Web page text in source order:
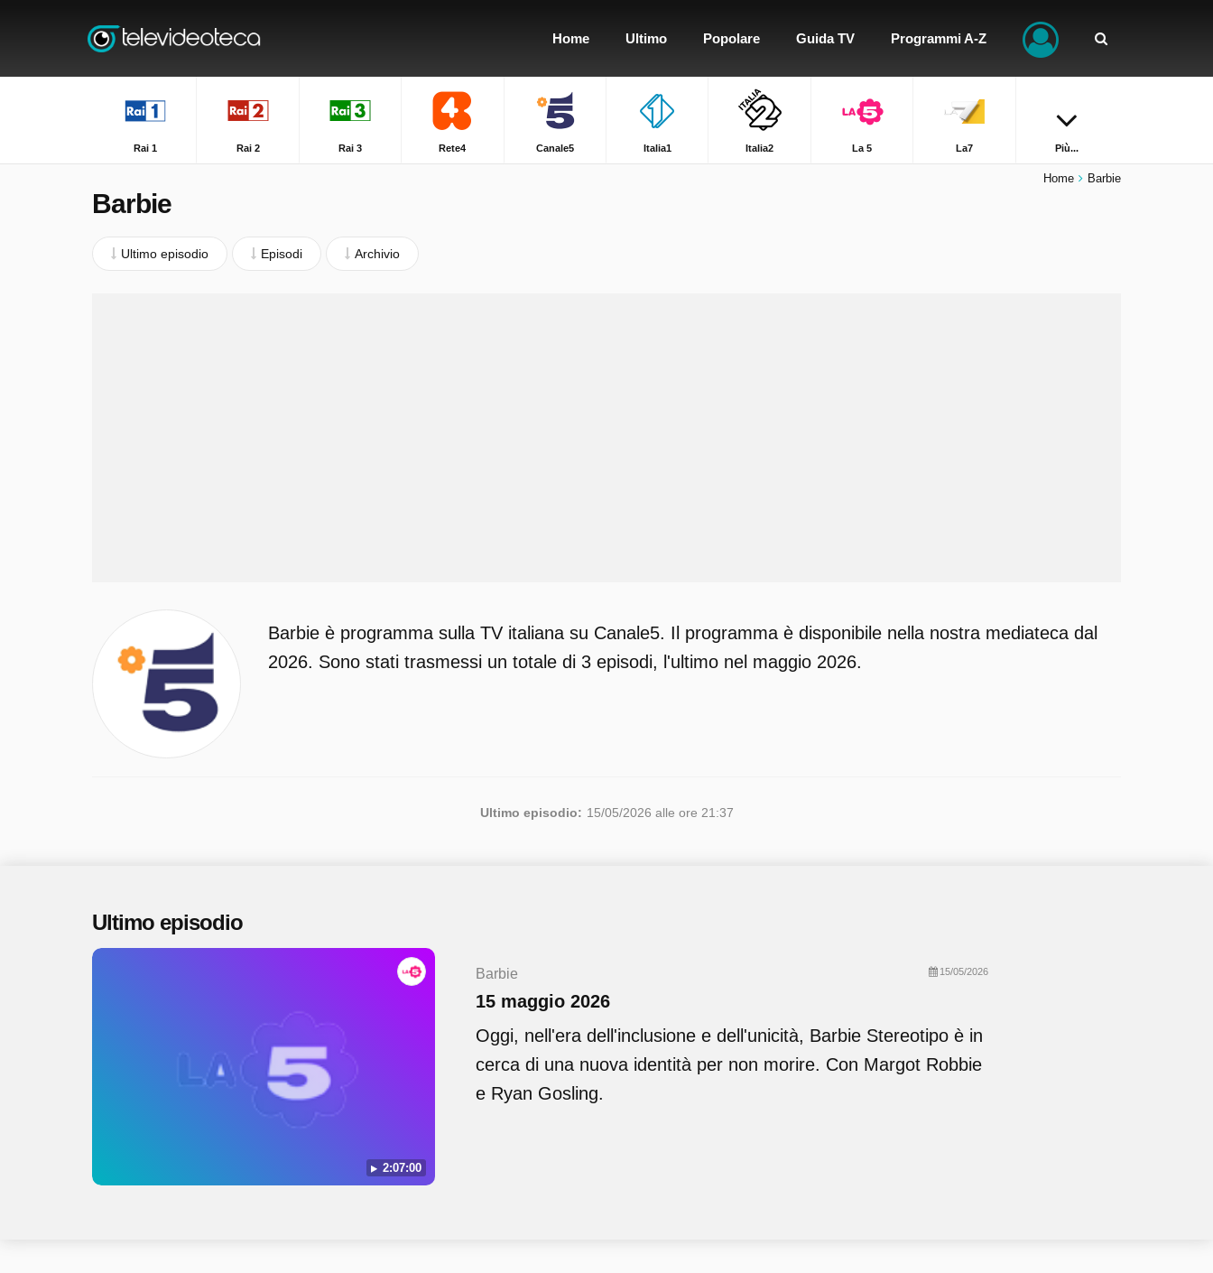
Home Ultimo Popolare Guida TV Programmi A-Z
Rai 1 Rai 2 Rai 3 Rete4 Canale5 Italia1 Italia2 La 5 La7 Più...
Home Barbie
Barbie
Ultimo episodio Episodi Archivio
Barbie è programma sulla TV italiana su Canale5. Il programma è disponibile nella nostra mediateca dal
2026. Sono stati trasmessi un totale di 3 episodi, l'ultimo nel maggio 2026.
Ultimo episodio: 15/05/2026 alle ore 21:37
Ultimo episodio
2:07:00
Barbie 15/05/2026
15 maggio 2026
Oggi, nell'era dell'inclusione e dell'unicità, Barbie Stereotipo è in
cerca di una nuova identità per non morire. Con Margot Robbie
e Ryan Gosling.